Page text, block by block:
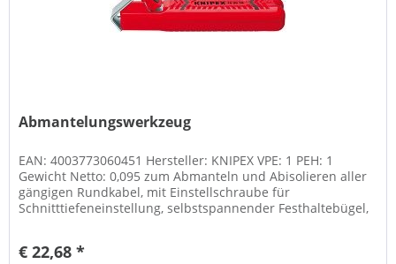
Abmantelungswerkzeug
EAN: 4003773060451 Hersteller: KNIPEX VPE: 1 PEH: 1
Gewicht Netto: 0,095 zum Abmanteln und Abisolieren aller
gängigen Rundkabel, mit Einstellschraube für
Schnitttiefeneinstellung, selbstspannender Festhaltebügel,
€ 22,68 *